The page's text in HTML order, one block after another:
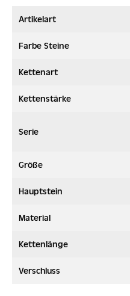
Artikelart
Farbe Steine
Kettenart
Kettenstärke
Serie
Größe
Hauptstein
Material
Kettenlänge
Verschluss